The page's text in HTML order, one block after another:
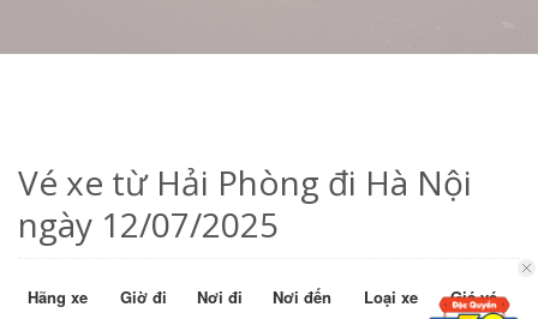
Vé xe từ Hải Phòng đi Hà Nội
ngày 12/07/2025
Hãng xe Giờ đi Nơi đi Nơi đến Loại xe Giá vé